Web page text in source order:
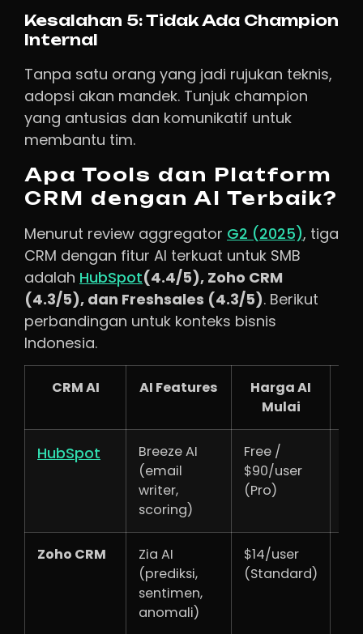
Kesalahan 5: Tidak Ada Champion
Internal
Tanpa satu orang yang jadi rujukan teknis,
adopsi akan mandek. Tunjuk champion
yang antusias dan komunikatif untuk
membantu tim.
Apa Tools dan Platform
CRM dengan AI Terbaik?
Menurut review aggregator G2 (2025), tiga
CRM dengan fitur AI terkuat untuk SMB
adalah HubSpot(4.4/5), Zoho CRM
(4.3/5), dan Freshsales (4.3/5). Berikut
perbandingan untuk konteks bisnis
Indonesia.
CRM AI AI Features
Harga AI
Mulai
HubSpot
Breeze AI
(email
writer,
scoring)
Free /
$90/user
(Pro)
Zoho CRM
Zia AI
(prediksi,
sentimen,
anomali)
$14/user
(Standard)